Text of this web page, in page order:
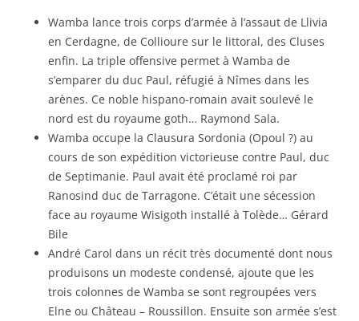
Wamba lance trois corps d’armée à l’assaut de Llivia
en Cerdagne, de Collioure sur le littoral, des Cluses
enfin. La triple offensive permet à Wamba de
s’emparer du duc Paul, réfugié à Nîmes dans les
arènes. Ce noble hispano-romain avait soulevé le
nord est du royaume goth… Raymond Sala.
Wamba occupe la Clausura Sordonia (Opoul ?) au
cours de son expédition victorieuse contre Paul, duc
de Septimanie. Paul avait été proclamé roi par
Ranosind duc de Tarragone. C’était une sécession
face au royaume Wisigoth installé à Tolède… Gérard
Bile
André Carol dans un récit très documenté dont nous
produisons un modeste condensé, ajoute que les
trois colonnes de Wamba se sont regroupées vers
Elne ou Château – Roussillon. Ensuite son armée s’est